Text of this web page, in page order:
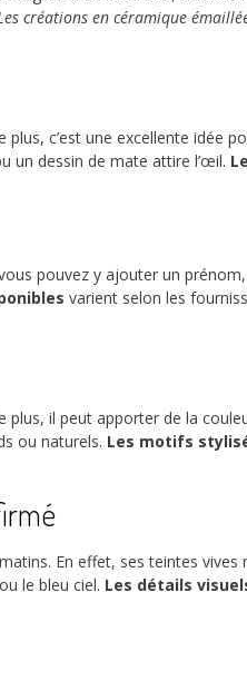
créations en céramique
c’est une excellente idée
un dessin de mate attire l’œil.
pouvez y ajouter un
varient selon les
il peut apporter de la
ou naturels. Les motifs
En effet, ses teintes
le bleu ciel. Les détails